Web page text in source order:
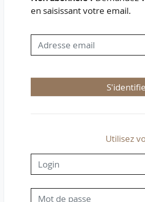
en saisissant votre email.
Utilisez